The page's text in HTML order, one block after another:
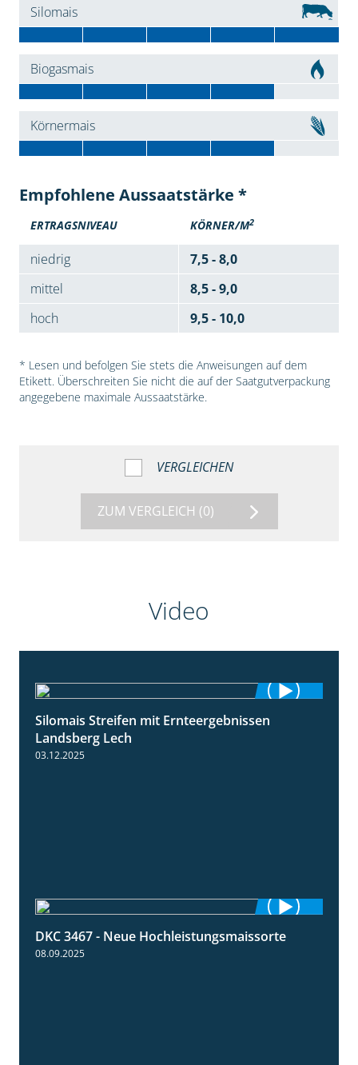
Silomais
Biogasmais
Körnermais
Empfohlene Aussaatstärke *
ERTRAGSNIVEAU KÖRNER/M2
niedrig
7,5 - 8,0
mittel
8,5 - 9,0
hoch
9,5 - 10,0
* Lesen und befolgen Sie stets die Anweisungen auf dem
Etikett. Überschreiten Sie nicht die auf der Saatgutverpackung
angegebene maximale Aussaatstärke.
VERGLEICHEN
ZUM VERGLEICH (0)
Video
11:01
Silomais Streifen mit Ernteergebnissen
Landsberg Lech
03.12.2025
1:21
DKC 3467 - Neue Hochleistungsmaissorte
08.09.2025